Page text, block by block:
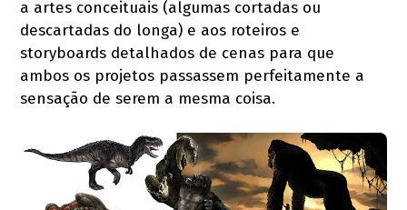
a artes conceituais (algumas cortadas ou
descartadas do longa) e aos roteiros e
storyboards detalhados de cenas para que
ambos os projetos passassem perfeitamente a
sensação de serem a mesma coisa.